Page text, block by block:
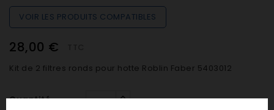
VOIR LES PRODUITS COMPATIBLES
28,00 €
Kit de 2 filtres ronds pour hotte Roblin Faber 5403012
Quantité